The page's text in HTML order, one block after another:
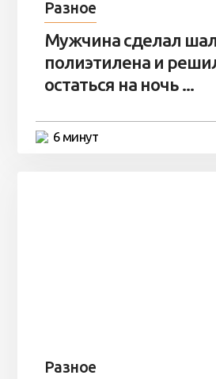
Разное
Мужчина сделал
полиэтилена и
остаться на ночь ...
6 минут
Разное